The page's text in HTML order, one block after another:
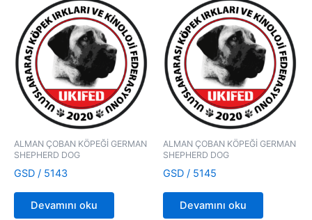
ALMAN ÇOBAN KÖPEĞİ GERMAN
SHEPHERD DOG
GSD / 5143
Devamını oku
ALMAN ÇOBAN KÖPEĞİ GERMAN
SHEPHERD DOG
GSD / 5145
Devamını oku